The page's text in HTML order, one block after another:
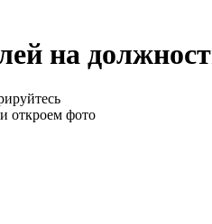
на
откроем фото